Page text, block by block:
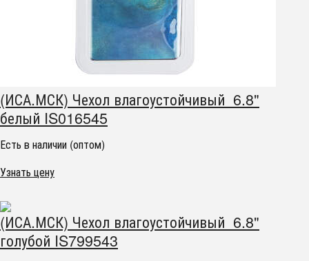
(ИСА.МСК) Чехол влагоустойчивый 6.8"
белый IS016545
Есть в наличии (оптом)
Узнать цену
(ИСА.МСК) Чехол влагоустойчивый 6.8"
голубой IS799543